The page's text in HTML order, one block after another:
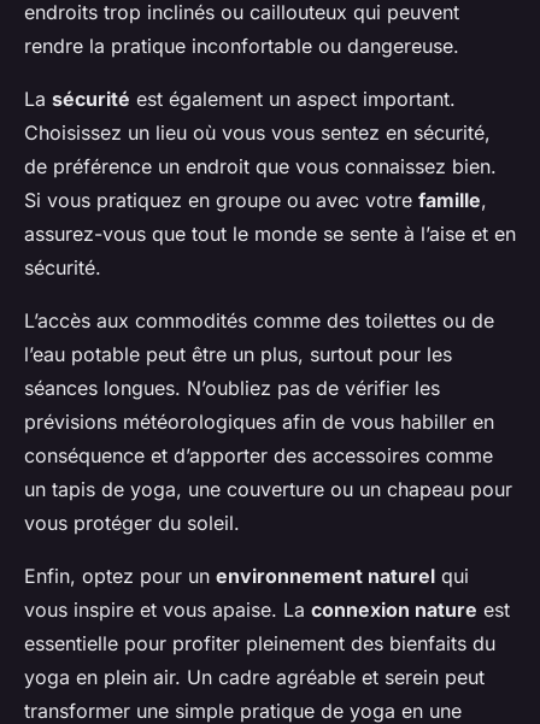
endroits trop inclinés ou caillouteux qui peuvent
rendre la pratique inconfortable ou dangereuse.
La sécurité est également un aspect important.
Choisissez un lieu où vous vous sentez en sécurité,
de préférence un endroit que vous connaissez bien.
Si vous pratiquez en groupe ou avec votre famille,
assurez-vous que tout le monde se sente à l’aise et en
sécurité.
L’accès aux commodités comme des toilettes ou de
l’eau potable peut être un plus, surtout pour les
séances longues. N’oubliez pas de vérifier les
prévisions météorologiques afin de vous habiller en
conséquence et d’apporter des accessoires comme
un tapis de yoga, une couverture ou un chapeau pour
vous protéger du soleil.
Enfin, optez pour un environnement naturel qui
vous inspire et vous apaise. La connexion nature est
essentielle pour profiter pleinement des bienfaits du
yoga en plein air. Un cadre agréable et serein peut
transformer une simple pratique de yoga en une